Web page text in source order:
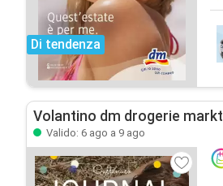
Di tendenza
Volantino dm drogerie markt
Valido: 6 ago a 9 ago